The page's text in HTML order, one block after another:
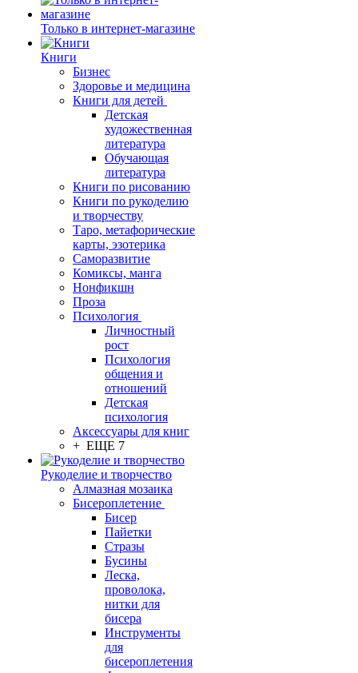
Только в интернет-магазине
Книги
Бизнес
Здоровье и медицина
Книги для детей
Детская
художественная
литература
Обучающая
литература
Книги по рисованию
Книги по рукоделию
и творчеству
Таро, метафорические
карты, эзотерика
Саморазвитие
Комиксы, манга
Нонфикшн
Проза
Психология
Личностный
рост
Психология
общения и
отношений
Детская
психология
Аксессуары для книг
+ ЕЩЕ 7
Рукоделие и творчество
Алмазная мозаика
Бисероплетение
Бисер
Пайетки
Стразы
Бусины
Леска,
проволока,
нитки для
бисера
Инструменты
для
бисероплетения